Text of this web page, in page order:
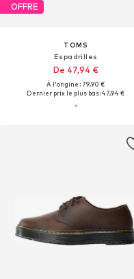
OFFRE
TOMS
Espadrilles
De 47,94 €
À l'origine : 79,90 €
Dernier prix le plus bas :47,94 €